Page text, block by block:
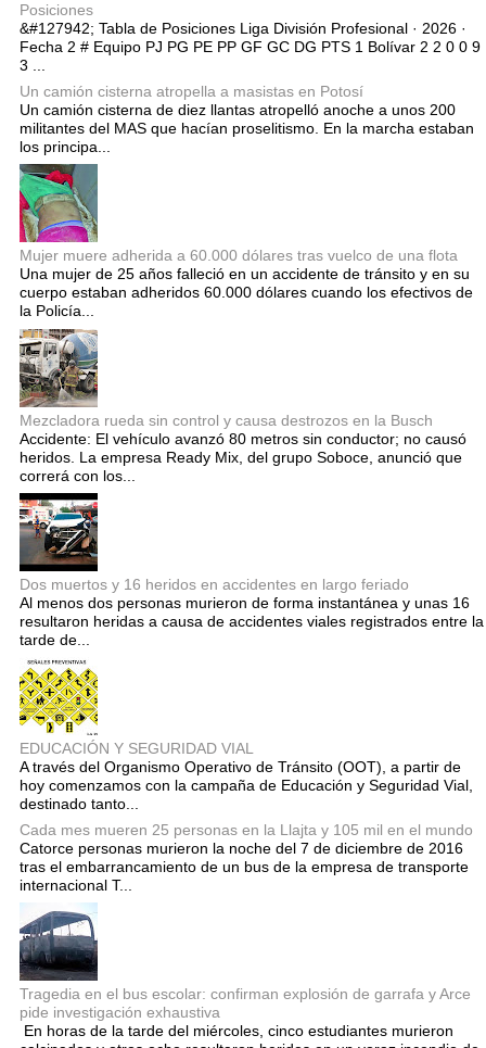
Posiciones
&#127942; Tabla de Posiciones Liga División Profesional · 2026 ·
Fecha 2 # Equipo PJ PG PE PP GF GC DG PTS 1 Bolívar 2 2 0 0 9
3 ...
Un camión cisterna atropella a masistas en Potosí
Un camión cisterna de diez llantas atropelló anoche a unos 200
militantes del MAS que hacían proselitismo. En la marcha estaban
los principa...
Mujer muere adherida a 60.000 dólares tras vuelco de una flota
Una mujer de 25 años falleció en un accidente de tránsito y en su
cuerpo estaban adheridos 60.000 dólares cuando los efectivos de
la Policía...
Mezcladora rueda sin control y causa destrozos en la Busch
Accidente: El vehículo avanzó 80 metros sin conductor; no causó
heridos. La empresa Ready Mix, del grupo Soboce, anunció que
correrá con los...
Dos muertos y 16 heridos en accidentes en largo feriado
Al menos dos personas murieron de forma instantánea y unas 16
resultaron heridas a causa de accidentes viales registrados entre la
tarde de...
EDUCACIÓN Y SEGURIDAD VIAL
A través del Organismo Operativo de Tránsito (OOT), a partir de
hoy comenzamos con la campaña de Educación y Seguridad Vial,
destinado tanto...
Cada mes mueren 25 personas en la Llajta y 105 mil en el mundo
Catorce personas murieron la noche del 7 de diciembre de 2016
tras el embarrancamiento de un bus de la empresa de transporte
internacional T...
Tragedia en el bus escolar: confirman explosión de garrafa y Arce
pide investigación exhaustiva
En horas de la tarde del miércoles, cinco estudiantes murieron